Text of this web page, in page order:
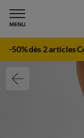
-50% dès 2 articles